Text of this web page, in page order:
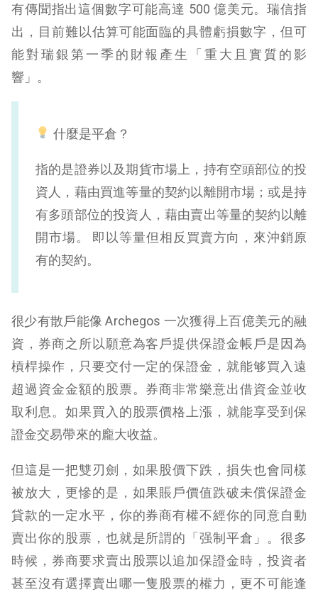
有傳聞指出這個數字可能高達 500 億美元。瑞信指
出，目前難以估算可能面臨的具體虧損數字，但可
能對瑞銀第一季的財報產生「重大且實質的影
響」。
什麼是平倉？
指的是證券以及期貨市場上，持有空頭部位的投
資人，藉由買進等量的契約以離開市場；或是持
有多頭部位的投資人，藉由賣出等量的契約以離
開市場。 即以等量但相反買賣方向，來沖銷原
有的契約。
很少有散戶能像 Archegos 一次獲得上百億美元的融
資，券商之所以願意為客戶提供保證金帳戶是因為
槓桿操作，只要交付一定的保證金，就能够買入遠
超過資金金額的股票。券商非常樂意出借資金並收
取利息。如果買入的股票價格上漲，就能享受到保
證金交易帶來的龐大收益。
但這是一把雙刃劍，如果股價下跌，損失也會同樣
被放大，更慘的是，如果賬戶價值跌破未償保證金
貸款的一定水平，你的券商有權不經你的同意自動
賣出你的股票，也就是所謂的「强制平倉」。很多
時候，券商要求賣出股票以追加保證金時，投資者
甚至沒有選擇賣出哪一隻股票的權力，更不可能逢